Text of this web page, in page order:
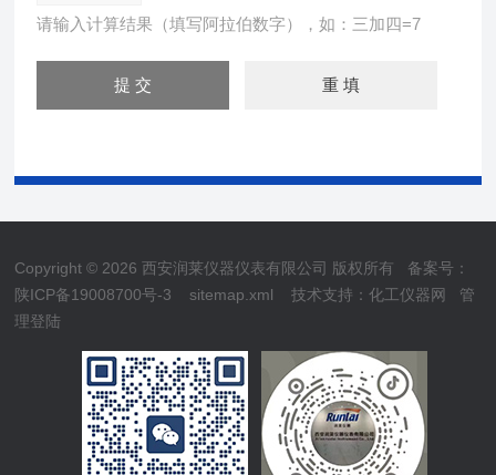
请输入计算结果（填写阿拉伯数字），如：三加四=7
Copyright © 2026 西安润莱仪器仪表有限公司 版权所有 备案号：
陕ICP备19008700号-3
sitemap.xml 技术支持：化工仪器网
管
理登陆